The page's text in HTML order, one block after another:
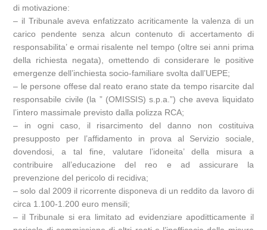
di motivazione:
– il Tribunale aveva enfatizzato acriticamente la valenza di un
carico pendente senza alcun contenuto di accertamento di
responsabilita’ e ormai risalente nel tempo (oltre sei anni prima
della richiesta negata), omettendo di considerare le positive
emergenze dell’inchiesta socio-familiare svolta dall’UEPE;
– le persone offese dal reato erano state da tempo risarcite dal
responsabile civile (la ” (OMISSIS) s.p.a.”) che aveva liquidato
l’intero massimale previsto dalla polizza RCA;
– in ogni caso, il risarcimento del danno non costituiva
presupposto per l’affidamento in prova al Servizio sociale,
dovendosi, a tal fine, valutare l’idoneita’ della misura a
contribuire all’educazione del reo e ad assicurare la
prevenzione del pericolo di recidiva;
– solo dal 2009 il ricorrente disponeva di un reddito da lavoro di
circa 1.100-1.200 euro mensili;
– il Tribunale si era limitato ad evidenziare apoditticamente il